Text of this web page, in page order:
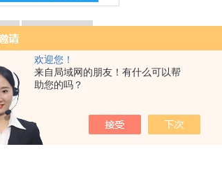
欢迎您！
来自局域网的朋友！有什么可以帮
助您的吗？
电机轴瓦或其他机体的表面温度。